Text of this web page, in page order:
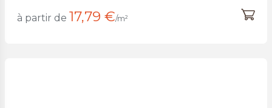
à partir de 17,79 €/m²